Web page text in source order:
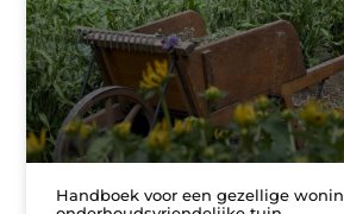
Handboek voor een gezellige